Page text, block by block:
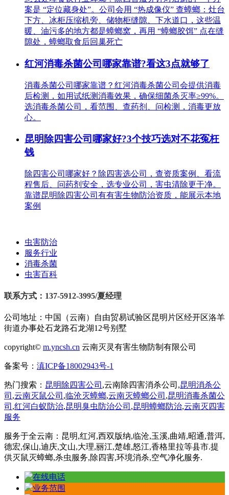
案是 “定位藏身处”。公司会用 “热成像仪” 查蟑螂：灶台
下方、冰柜压缩机旁、储物柜缝隙、下水道口，这些温
暖、油污多的地方都是蟑螂窝，再用 “蟑螂胶饵” 点在缝
隙处，蟑螂取食后回巢死亡
红河消毒杀菌公司哪家靠谱?看这3点就够了
消毒杀菌公司哪家靠谱？红河消毒杀菌公司会提供消毒
后检测，如用试纸测消毒效果，确保细菌杀灭率≥99%。
选消毒杀菌公司，看范围、查药剂、问检测，消毒更放
心。
昆明除四害公司哪家好?3个技巧选对不花冤枉
钱
除四害公司哪家好？除四害选公司，查资质案例、看流
程售后、问药剂安全，选专业公司，害虫清除更干净。
靠谱昆明除四害公司有有害生物防治资质，能展示本地
案例
虫害防治
服务行业
消毒杀菌
虫害百科
联系方式：137-5912-3995/夏经理
公司地址：中国（云南）自由贸易试验区昆明片区经开区洛羊
街道办事处石龙路石龙湖12号别墅
copyright© m.yncsh.cn 云南灭灵有害生物防制有限公司
备案号： 滇ICP备18002943号-1
热门搜索： 昆明除四害公司 ,云南除四害消杀公司,昆明消杀公
司 ,云南灭鼠公司 ,临沧灭蟑螂,云南灭蟑螂公司 ,昆明消毒杀菌公
司 ,红河白蚁防治,昆明臭虫防治公司 ,昆明蟑螂防治,云南灭四害
服务
服务于全云南：昆明,红河,西双版纳,临沧,玉溪,曲靖,昭通,普洱,
德宏,保山,迪庆,文山,大理,丽江,楚雄,怒江,香格里拉等县市.提
供灭鼠灭蟑螂,杀虫服务,除四害,环境消杀,空气净化服务.
在线电话
业务范围